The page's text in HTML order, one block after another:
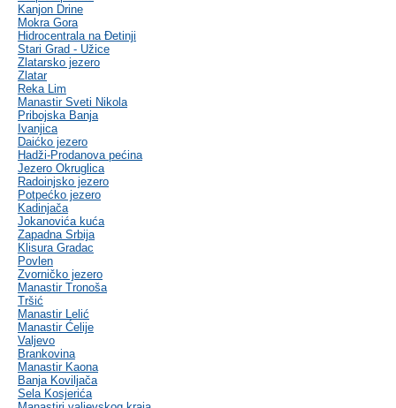
Kanjon Drine
Mokra Gora
Hidrocentrala na Đetinji
Stari Grad - Užice
Zlatarsko jezero
Zlatar
Reka Lim
Manastir Sveti Nikola
Pribojska Banja
Ivanjica
Daićko jezero
Hadži-Prodanova pećina
Jezero Okruglica
Radoinjsko jezero
Potpećko jezero
Kadinjača
Jokanovića kuća
Zapadna Srbija
Klisura Gradac
Povlen
Zvorničko jezero
Manastir Tronoša
Tršić
Manastir Lelić
Manastir Ćelije
Valjevo
Brankovina
Manastir Kaona
Banja Koviljača
Sela Kosjerića